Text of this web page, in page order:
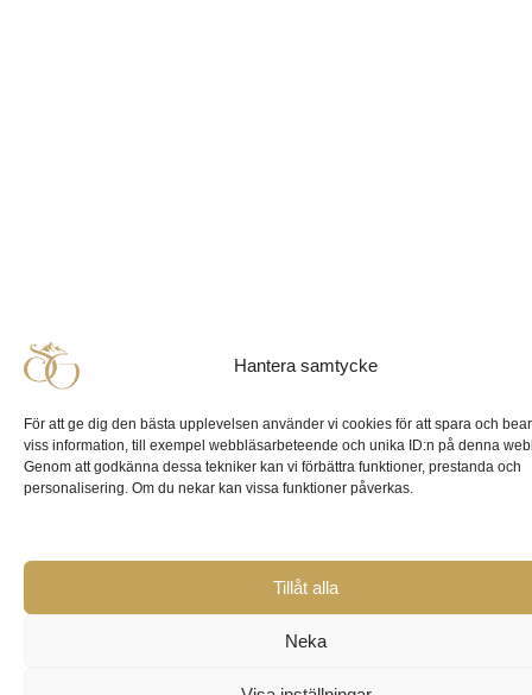
Hantera samtycke
För att ge dig den bästa upplevelsen använder vi cookies för att spara och
viss information, till exempel webbläsarbeteende och unika ID:n på denna
Genom att godkänna dessa tekniker kan vi förbättra funktioner, prestanda och
personalisering. Om du nekar kan vissa funktioner påverkas.
Tillåt alla
Neka